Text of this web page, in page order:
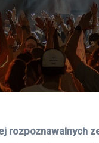
rozpoznawalnych